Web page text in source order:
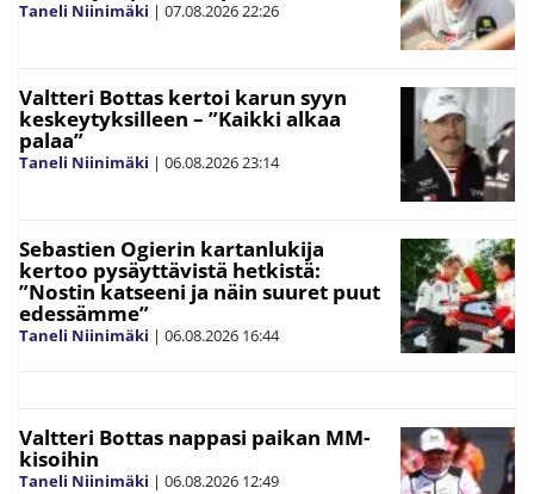
Taneli Niinimäki | 07.08.202622:26
Valtteri Bottas kertoi karun syyn
keskeytyksilleen – ”Kaikki alkaa
palaa”
Taneli Niinimäki | 06.08.202623:14
Sebastien Ogierin kartanlukija
kertoo pysäyttävistä hetkistä:
”Nostin katseeni ja näin suuret puut
edessämme”
Taneli Niinimäki | 06.08.2026 16:44
Valtteri Bottas nappasi paikan MM-
kisoihin
Taneli Niinimäki | 06.08.2026 12:49